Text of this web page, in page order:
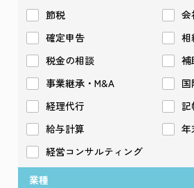
節税
会
確定申告
相
税金の相談
補
事業継承・M&A
経理代行
記
給与計算
年
経営コンサルティング
業種